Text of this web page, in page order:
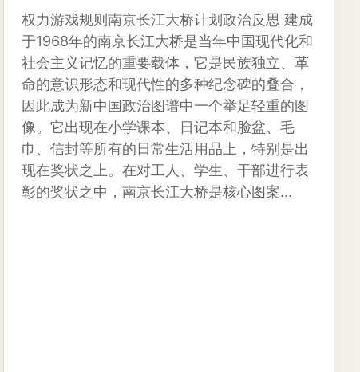
权力游戏规则南京长江大桥计划政治反思 建成
于1968年的南京长江大桥是当年中国现代化和
社会主义记忆的重要载体，它是民族独立、革
命的意识形态和现代性的多种纪念碑的叠合，
因此成为新中国政治图谱中一个举足轻重的图
像。它出现在小学课本、日记本和脸盆、毛
巾、信封等所有的日常生活用品上，特别是出
现在奖状之上。在对工人、学生、干部进行表
彰的奖状之中，南京长江大桥是核心图案...